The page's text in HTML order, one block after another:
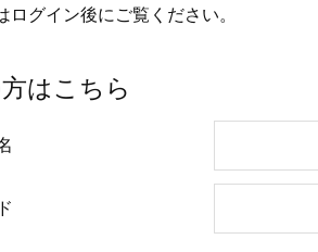
ログイン後にご覧ください。
はこちら